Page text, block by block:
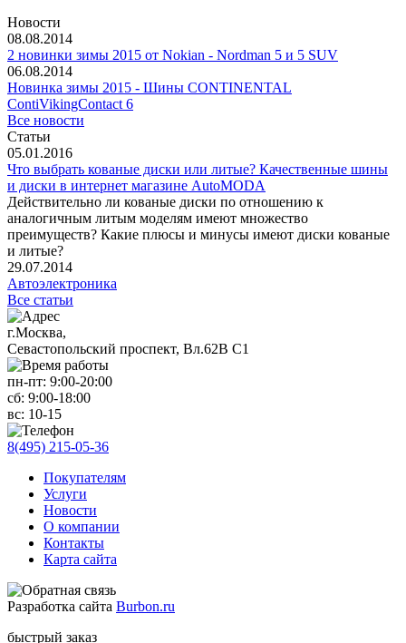
Новости
08.08.2014
2 новинки зимы 2015 от Nokian - Nordman 5 и 5 SUV
06.08.2014
Новинка зимы 2015 - Шины CONTINENTAL
ContiVikingContact 6
Все новости
Статьи
05.01.2016
Что выбрать кованые диски или литые? Качественные шины
и диски в интернет магазине AutoMODA
Действительно ли кованые диски по отношению к
аналогичным литым моделям имеют множество
преимуществ? Какие плюсы и минусы имеют диски кованые
и литые?
29.07.2014
Автоэлектроника
Все статьи
г.Москва,
Севастопольский проспект, Вл.62В С1
пн-пт: 9:00-20:00
сб: 9:00-18:00
вс: 10-15
8(495) 215-05-36
Покупателям
Услуги
Новости
О компании
Контакты
Карта сайта
Разработка сайта Burbon.ru
быстрый заказ